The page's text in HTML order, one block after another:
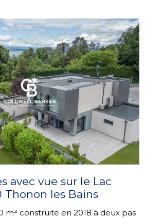
avec vue sur le Lac
Thonon les Bains
m² construite en 2018 à deux pas